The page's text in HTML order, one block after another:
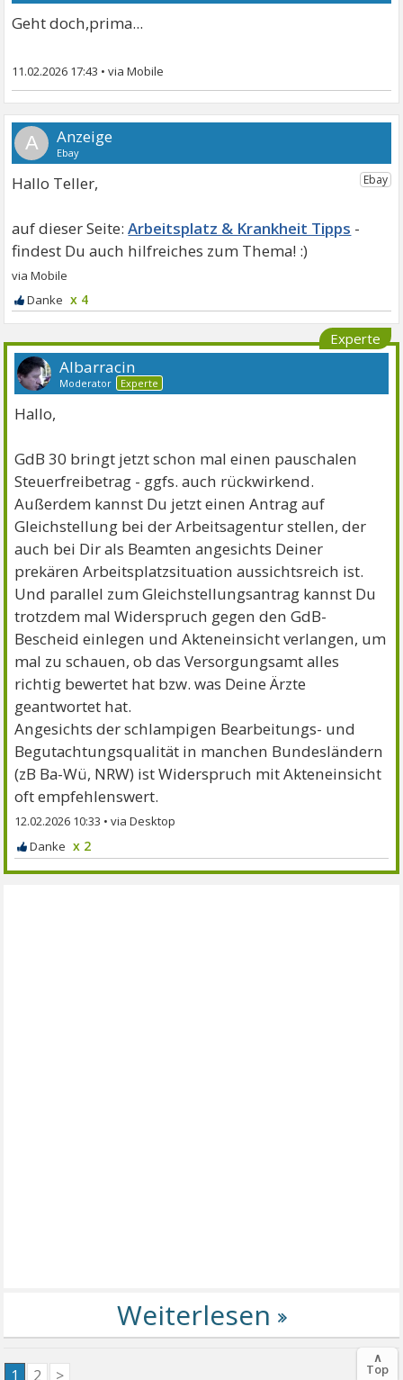
Geht doch,prima...
11.02.2026 17:43 •
A
Hallo Teller,
Arbeitsplatz & Krankheit Tipps
x 4
Experte
Albarracin
Moderator Experte
Hallo,
GdB 30 bringt jetzt schon mal einen pauschalen
Steuerfreibetrag - ggfs. auch rückwirkend.
Außerdem kannst Du jetzt einen Antrag auf
Gleichstellung bei der Arbeitsagentur stellen, der
auch bei Dir als Beamten angesichts Deiner
prekären Arbeitsplatzsituation aussichtsreich ist.
Und parallel zum Gleichstellungsantrag kannst Du
trotzdem mal Widerspruch gegen den GdB-
Bescheid einlegen und Akteneinsicht verlangen, um
mal zu schauen, ob das Versorgungsamt alles
richtig bewertet hat bzw. was Deine Ärzte
geantwortet hat.
Angesichts der schlampigen Bearbeitungs- und
Begutachtungsqualität in manchen Bundesländern
(zB Ba-Wü, NRW) ist Widerspruch mit Akteneinsicht
oft empfehlenswert.
12.02.2026 10:33 •
x 2
1 2 >
∧
Top